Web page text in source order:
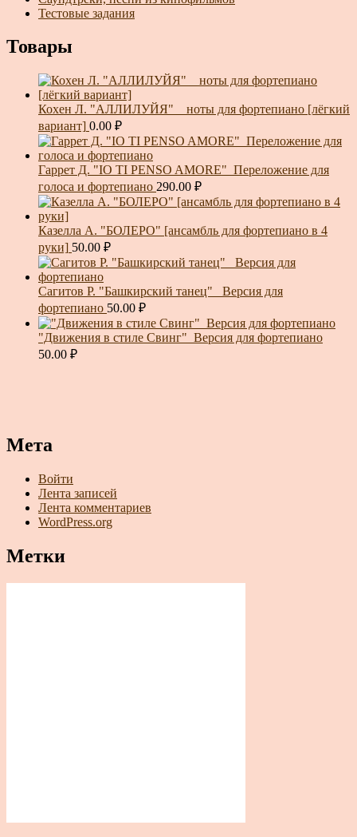
Тестовые задания
Товары
Кохен Л. "АЛЛИЛУЙЯ" _ ноты для фортепиано [лёгкий
вариант] 0.00 ₽
Гаррет Д. "IO TI PENSO AMORE"_Переложение для
голоса и фортепиано 290.00 ₽
Казелла А. "БОЛЕРО" [ансамбль для фортепиано в 4
руки] 50.00 ₽
Сагитов Р. "Башкирский танец"_ Версия для
фортепиано 50.00 ₽
"Движения в стиле Свинг"_Версия для фортепиано
50.00 ₽
Мета
Войти
Лента записей
Лента комментариев
WordPress.org
Метки